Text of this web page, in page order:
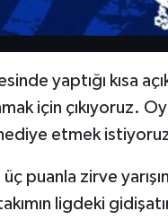
yaptığı kısa
için çıkıyoruz.
etmek
puanla zirve
ligdeki